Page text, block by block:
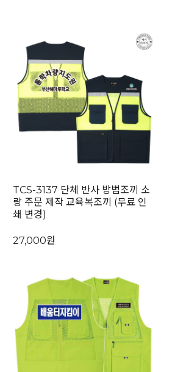
TCS-3137 단체 반사 방범조끼 소
량 주문 제작 교육복조끼 (무료 인
쇄 변경)
27,000원